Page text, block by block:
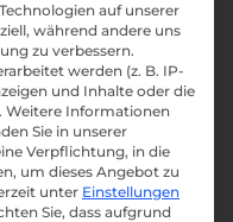
-Team
auf unserer
während andere uns
zu verbessern.
werden (z. B. IP-
und Inhalte oder die
Weitere Informationen
Sie in unserer
Verpflichtung, in die
um dieses Angebot zu
unter Einstellungen
Sie, dass aufgrund